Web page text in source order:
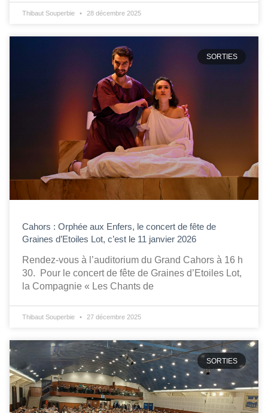
Thibaut Souperbie 28 décembre 2025
SORTIES
Cahors : Orphée aux Enfers, le concert de fête de
Graines d’Etoiles Lot, c’est le 11 janvier 2026
Rendez-vous à l’auditorium du Grand Cahors à 16 h
30. Pour le concert de fête de Graines d’Etoiles Lot,
la Compagnie « Les Chants de
Thibaut Souperbie 27 décembre 2025
SORTIES